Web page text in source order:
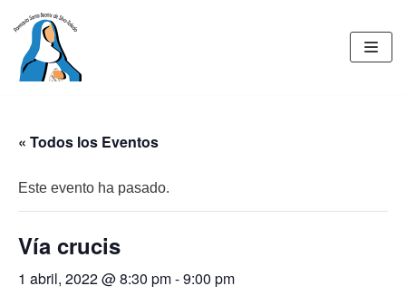
Saltar
contenido
« Todos los Eventos
Este evento ha pasado.
Vía crucis
1 abril, 2022 @ 8:30 pm-9:00 pm